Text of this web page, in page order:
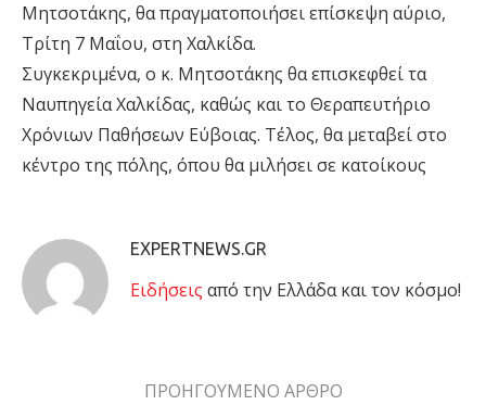
Μητσοτάκης, θα πραγματοποιήσει επίσκεψη αύριο,
Τρίτη 7 Μαΐου, στη Χαλκίδα.
Συγκεκριμένα, ο κ. Μητσοτάκης θα επισκεφθεί τα
Ναυπηγεία Χαλκίδας, καθώς και το Θεραπευτήριο
Χρόνιων Παθήσεων Εύβοιας. Τέλος, θα μεταβεί στο
κέντρο της πόλης, όπου θα μιλήσει σε κατοίκους
EXPERTNEWS.GR
Eιδήσεις από την Ελλάδα και τον κόσμο!
ΠΡΟΗΓΟΥΜΕΝΟ ΑΡΘΡΟ